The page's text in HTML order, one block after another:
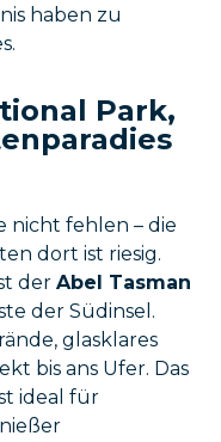
haben zu
Park,
nicht fehlen – die
dort ist riesig.
der Abel Tasman
der Südinsel.
glasklares
bis ans Ufer. Das
ideal für